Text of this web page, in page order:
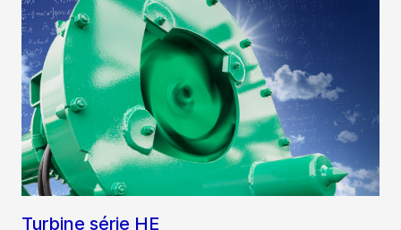
Turbine série HE